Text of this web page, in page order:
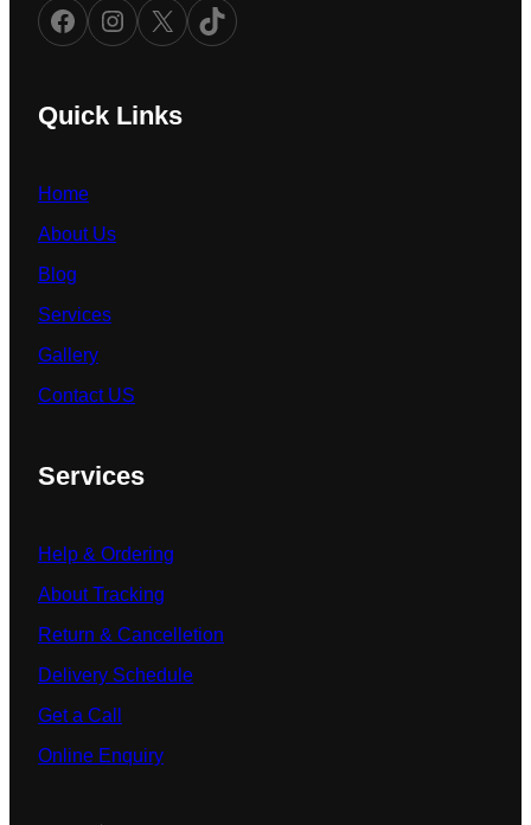
Facebook Instagram X TikTok
Quick Links
Home
About Us
Blog
Services
Gallery
Contact US
Services
Help & Ordering
About Tracking
Return & Cancelletion
Delivery Schedule
Get a Call
Online Enquiry